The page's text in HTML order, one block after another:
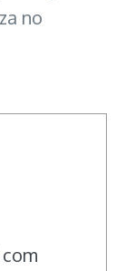
no